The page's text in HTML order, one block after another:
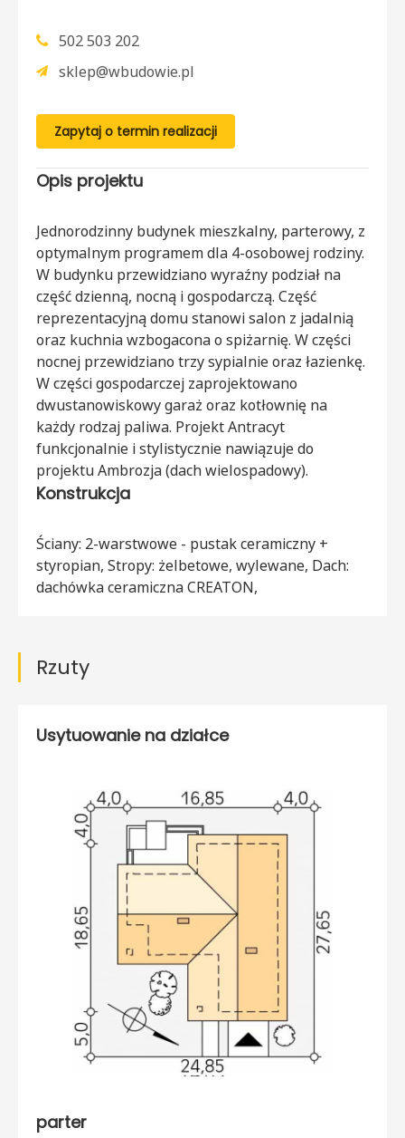
502 503 202
sklep@wbudowie.pl
Zapytaj o termin realizacji
Opis projektu
Jednorodzinny budynek mieszkalny, parterowy, z
optymalnym programem dla 4-osobowej rodziny.
W budynku przewidziano wyraźny podział na
część dzienną, nocną i gospodarczą. Część
reprezentacyjną domu stanowi salon z jadalnią
oraz kuchnia wzbogacona o spiżarnię. W części
nocnej przewidziano trzy sypialnie oraz łazienkę.
W części gospodarczej zaprojektowano
dwustanowiskowy garaż oraz kotłownię na
każdy rodzaj paliwa. Projekt Antracyt
funkcjonalnie i stylistycznie nawiązuje do
projektu Ambrozja (dach wielospadowy).
Konstrukcja
Ściany: 2-warstwowe - pustak ceramiczny +
styropian, Stropy: żelbetowe, wylewane, Dach:
dachówka ceramiczna CREATON,
Rzuty
Usytuowanie na działce
parter